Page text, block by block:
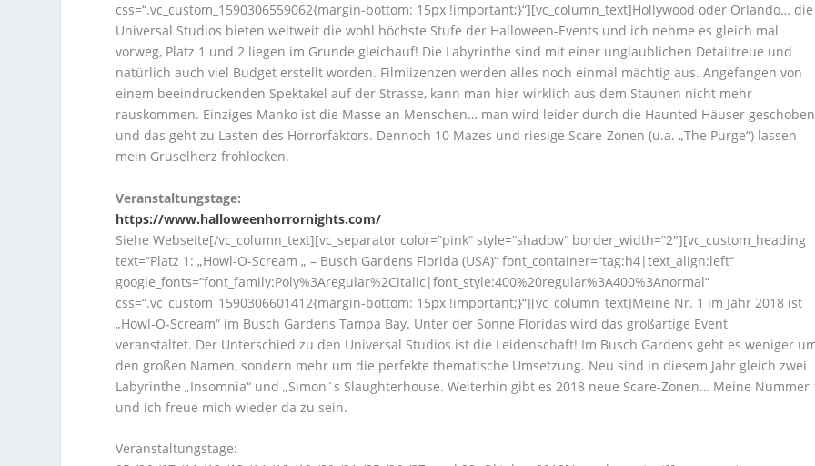
css=“.vc_custom_1590306559062{margin-bottom: 15px !important;}“][vc_column_text]Hollywood oder Orlando… die
Universal Studios bieten weltweit die wohl höchste Stufe der Halloween-Events und ich nehme es gleich mal
vorweg, Platz 1 und 2 liegen im Grunde gleichauf! Die Labyrinthe sind mit einer unglaublichen Detailtreue und
natürlich auch viel Budget erstellt worden. Filmlizenzen werden alles noch einmal mächtig aus. Angefangen von
einem beeindruckenden Spektakel auf der Strasse, kann man hier wirklich aus dem Staunen nicht mehr
rauskommen. Einziges Manko ist die Masse an Menschen… man wird leider durch die Haunted Häuser geschoben
und das geht zu Lasten des Horrorfaktors. Dennoch 10 Mazes und riesige Scare-Zonen (u.a. „The Purge“) lassen
mein Gruselherz frohlocken.
Veranstaltungstage:
https://www.halloweenhorrornights.com/
Siehe Webseite[/vc_column_text][vc_separator color=“pink“ style=“shadow“ border_width=“2″][vc_custom_heading
text=“Platz 1: „Howl-O-Scream „ – Busch Gardens Florida (USA)“ font_container=“tag:h4|text_align:left“
google_fonts=“font_family:Poly%3Aregular%2Citalic|font_style:400%20regular%3A400%3Anormal“
css=“.vc_custom_1590306601412{margin-bottom: 15px !important;}“][vc_column_text]Meine Nr. 1 im Jahr 2018 ist
„Howl-O-Scream“ im Busch Gardens Tampa Bay. Unter der Sonne Floridas wird das großartige Event
veranstaltet. Der Unterschied zu den Universal Studios ist die Leidenschaft! Im Busch Gardens geht es weniger
den großen Namen, sondern mehr um die perfekte thematische Umsetzung. Neu sind in diesem Jahr gleich zwei
Labyrinthe „Insomnia“ und „Simon´s Slaughterhouse. Weiterhin gibt es 2018 neue Scare-Zonen… Meine Nummer
und ich freue mich wieder da zu sein.
Veranstaltungstage: